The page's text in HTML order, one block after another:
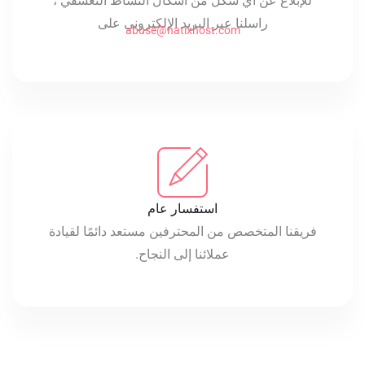
راسلنا عبر البريد الإلكتروني على
abuse@natixhost.com
استفسار عام
فريقنا المتخصص من المحترفين مستعد دائمًا لقيادة
عملائنا إلى النجاح.